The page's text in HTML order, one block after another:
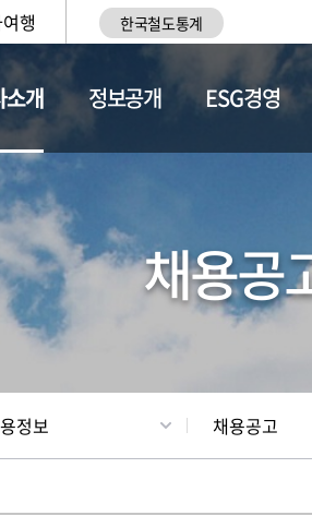
행 한국철도통계
소개 정보공개 ESG경영
채용공
정보 채용공고